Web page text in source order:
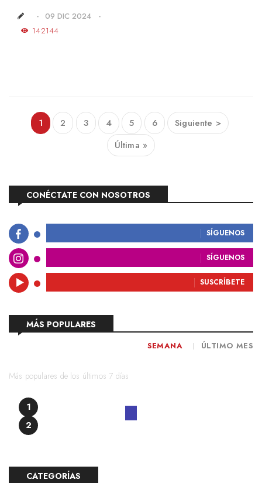
09 DIC 2024
142144
1 2 3 4 5 6
Siguiente >
Última »
CONÉCTATE CON NOSOTROS
SÍGUENOS
SÍGUENOS
SUSCRÍBETE
MÁS POPULARES
SEMANA ÚLTIMO MES
Más populares de los últimos 7 días
1
2
CATEGORÍAS